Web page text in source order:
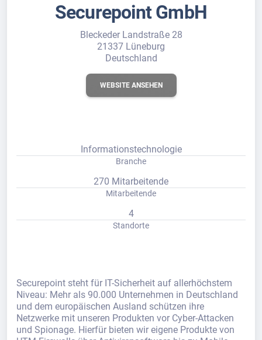
Securepoint GmbH
Bleckeder Landstraße 28
21337 Lüneburg
Deutschland
WEBSITE ANSEHEN
Informationstechnologie
Branche
270 Mitarbeitende
Mitarbeitende
4
Standorte
Securepoint steht für IT-Sicherheit auf allerhöchstem
Niveau: Mehr als 90.000 Unternehmen in Deutschland
und dem europäischen Ausland schützen ihre
Netzwerke mit unseren Produkten vor Cyber-Attacken
und Spionage. Hierfür bieten wir eigene Produkte von